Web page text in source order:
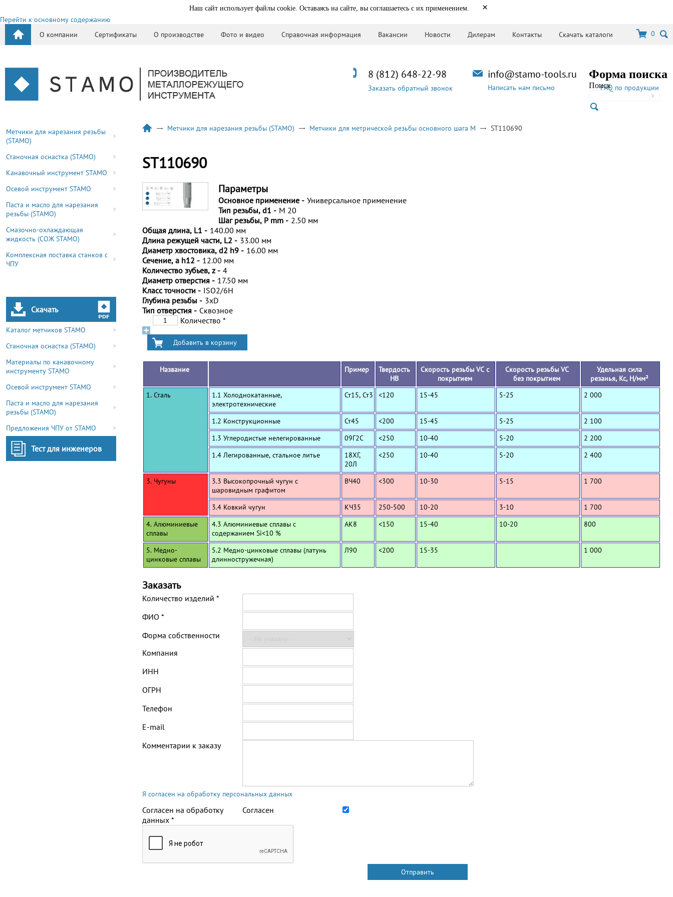
Наш сайт использует файлы cookie. Оставаясь на сайте, вы соглашаетесь с их применением. ×
Перейти к основному содержанию
О компании
Сертификаты О производстве Фото и видео Справочная информация Вакансии Новости Дилерам Контакты Скачать каталоги 0
Форма поиска
ПоискFAQ по продукции
info@stamo-tools.ru
Написать нам письмо
8 (812) 648-22-98
Заказать обратный звонок
Метчики для нарезания резьбы
(STAMO)
Станочная оснастка (STAMO)
Канавочный инструмент STAMO
Осевой инструмент STAMO
Паста и масло для нарезания
резьбы (STAMO)
Смазочно-охлаждающая
жидкость (СОЖ STAMO)
Комплексная поставка станков с
ЧПУ
Скачать
Каталог метчиков STAMO
Станочная оснастка (STAMO)
Материалы по канавочному
инструменту STAMO
Осевой инструмент STAMO
Паста и масло для нарезания
резьбы (STAMO)
Предложения ЧПУ от STAMO
Тест для инженеров
Метчики для нарезания резьбы (STAMO) Метчики для метрической резьбы основного шага M ST110690
ST110690
Параметры
Основное применение - Универсальное применение
Тип резьбы, d1 - M 20
Шаг резьбы, P mm - 2.50 мм
Общая длина, L1 - 140.00 мм
Длина режущей части, L2 - 33.00 мм
Диаметр хвостовика, d2 h9 - 16.00 мм
Сечение, a h12 - 12.00 мм
Количество зубьев, z - 4
Диаметр отверстия - 17.50 мм
Класс точности - ISO2/6H
Глубина резьбы - 3xD
Тип отверстия - Сквозное
Количество *
Название Пример
Твердость
HB
Скорость резьбы VC с
покрытием
Скорость резьбы VC
без покрытием
Удельная сила
резанья, Кс, Н/мм²
1. Сталь
1.1 Холоднокатанные,
электротехнические
Ст15, Ст3 <120 15-45 5-25 2 000
1.2 Конструкционные Ст45 <200 15-45 5-25
2 100
1.3 Углеродистые нелегированные
09Г2С <250 10-40 5-20
2 200
1.4 Легированные, стальное литье
18ХГ,
20Л
<250 10-40 5-20 2 400
3. Чугуны
3.3 Высокопрочный чугун с
шаровидным графитом
ВЧ40 <300 10-30 5-15 1 700
3.4 Ковкий чугун КЧ35 250-500 10-20 3-10
1 700
4. Алюминиевые
сплавы
4.3 Алюминиевые сплавы с
содержанием Si<10 %
АК8 <150 15-40 10-20 800
5. Медно-
цинковые сплавы
5.2 Медно-цинковые сплавы (латунь
длинностружечная)
Л90 <200 15-35 1 000
Заказать
Количество изделий *
ФИО *
Форма собственности
Компания
ИНН
ОГРН
Телефон
E-mail
Комментарии к заказу
Я согласен на обработку персональных данных
Согласен на обработку
данных *
Согласен